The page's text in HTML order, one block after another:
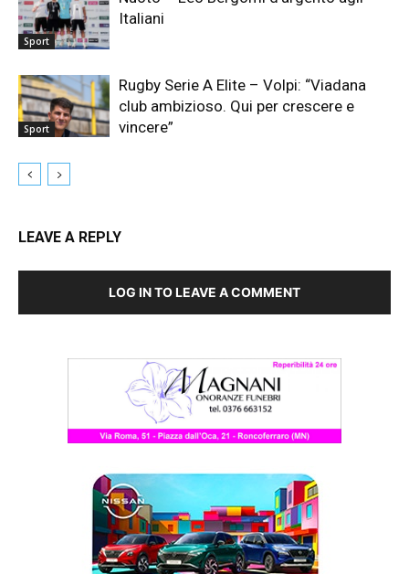
Sport
Italiani
Sport
Rugby Serie A Elite – Volpi: “Viadana
club ambizioso. Qui per crescere e
vincere”
LEAVE A REPLY
LOG IN TO LEAVE A COMMENT